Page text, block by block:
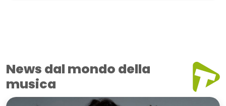
News dal mondo della
musica